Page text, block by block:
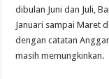
dibulan Juni dan Juli,
Januari sampai Maret
dengan catatan
masih memungkinkan.